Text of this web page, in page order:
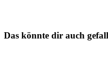
Das könnte dir auch